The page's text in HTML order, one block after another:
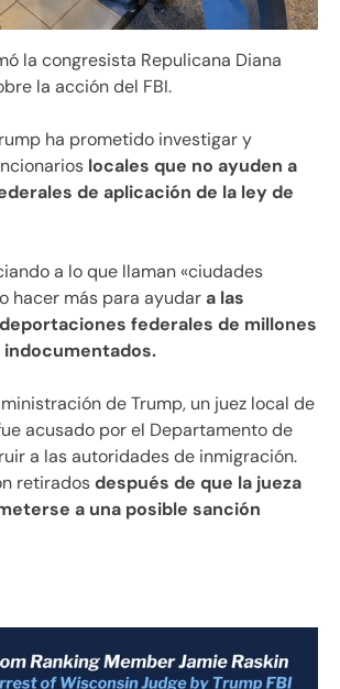
la congresista Repulicana Diana
la acción del FBI.
ha prometido investigar y
locales que no ayuden a
de aplicación de la ley de
a lo que llaman «ciudades
hacer más para ayudara las
federales de millones
de Trump, un juez local de
acusado por el Departamento de
a las autoridades de inmigración.
retiradosdespués de que la jueza
a una posible sanción